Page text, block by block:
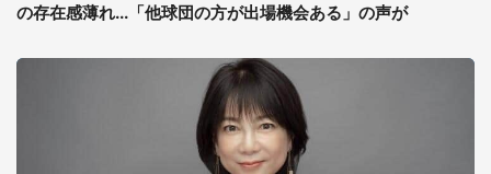
の存在感薄れ...「他球団の方が出場機会ある」の声が